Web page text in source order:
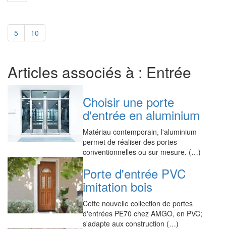
5 10
Articles associés à : Entrée
Choisir une porte
d'entrée en aluminium
Matériau contemporain, l'aluminium
permet de réaliser des portes
conventionnelles ou sur mesure. (…)
Porte d'entrée PVC
imitation bois
Cette nouvelle collection de portes
d'entrées PE70 chez AMGO, en PVC;
s'adapte aux construction (…)